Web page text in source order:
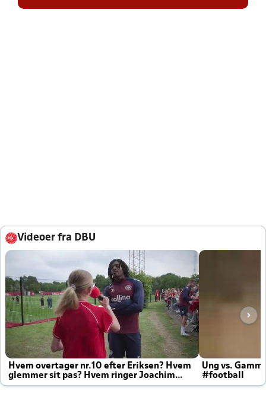
Videoer fra DBU
Hvem overtager nr.10 efter Eriksen? Hvem
glemmer sit pas? Hvem ringer Joachim
altid til efter kampe?
Ung vs.
#football